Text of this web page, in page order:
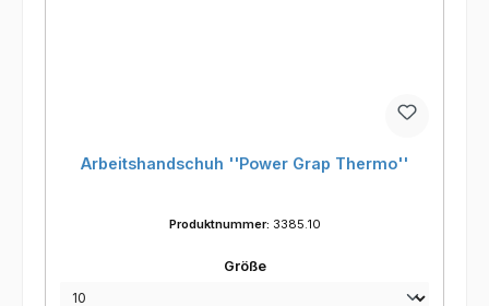
Arbeitshandschuh ''Power Grap Thermo''
Produktnummer: 3385.10
Größeauswählen